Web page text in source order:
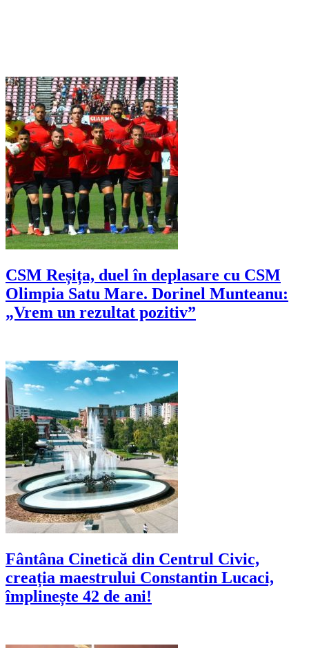
CSM Reșița, duel în deplasare cu CSM
Olimpia Satu Mare. Dorinel Munteanu:
„Vrem un rezultat pozitiv”
Fântâna Cinetică din Centrul Civic,
creația maestrului Constantin Lucaci,
împlinește 42 de ani!